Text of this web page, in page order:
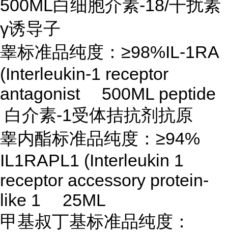
500ML白细胞介素-18/干扰素
γ诱导子
睾标准品纯度： ≥98%IL-1RA
(Interleukin-1 receptor
antagonist 500ML peptide
白介素-1受体拮抗剂抗原
睾内酯标准品纯度： ≥94%
IL1RAPL1 (Interleukin 1
receptor accessory protein-
like 1 25ML
甲基叔丁基标准品纯度：